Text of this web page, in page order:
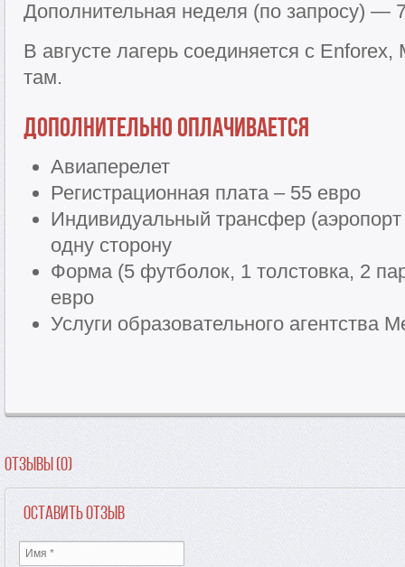
Дополнительная неделя (по запросу) —
В августе лагерь соединяется с
там.
Дополнительно оплачивается
Авиаперелет
Регистрационная плата – 55 евро
Индивидуальный трансфер
одну сторону
Форма (5 футболок, 1 толстовка, 2
евро
Услуги образовательного агентства
Отзывы (0)
Оставить отзыв